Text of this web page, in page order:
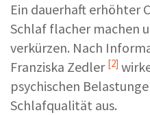
Ein dauerhaft erhöhter
Schlaf flacher machen
verkürzen. Nach
Franziska Zedler [2]
psychischen
Schlafqualität aus.